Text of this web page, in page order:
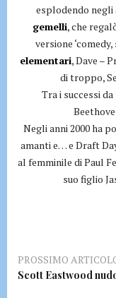
esplodendo negli
gemelli, che
versione
elementari, Dave –
di troppo,
Tra i successi
Negli anni 2000 ha
amanti e… e Draft
al femminile di Paul
suo figlio
PROSSIMO
Scott Eastwood